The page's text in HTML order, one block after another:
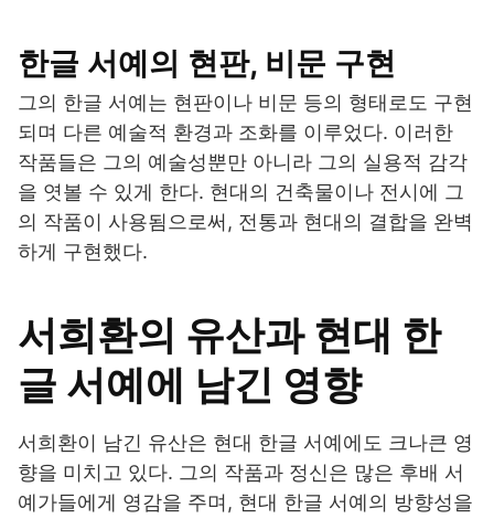
한글 서예의 현판, 비문 구현
그의 한글 서예는 현판이나 비문 등의 형태로도 구현
되며 다른 예술적 환경과 조화를 이루었다. 이러한
작품들은 그의 예술성뿐만 아니라 그의 실용적 감각
을 엿볼 수 있게 한다. 현대의 건축물이나 전시에 그
의 작품이 사용됨으로써, 전통과 현대의 결합을 완벽
하게 구현했다.
서희환의 유산과 현대 한
글 서예에 남긴 영향
서희환이 남긴 유산은 현대 한글 서예에도 크나큰 영
향을 미치고 있다. 그의 작품과 정신은 많은 후배 서
예가들에게 영감을 주며, 현대 한글 서예의 방향성을